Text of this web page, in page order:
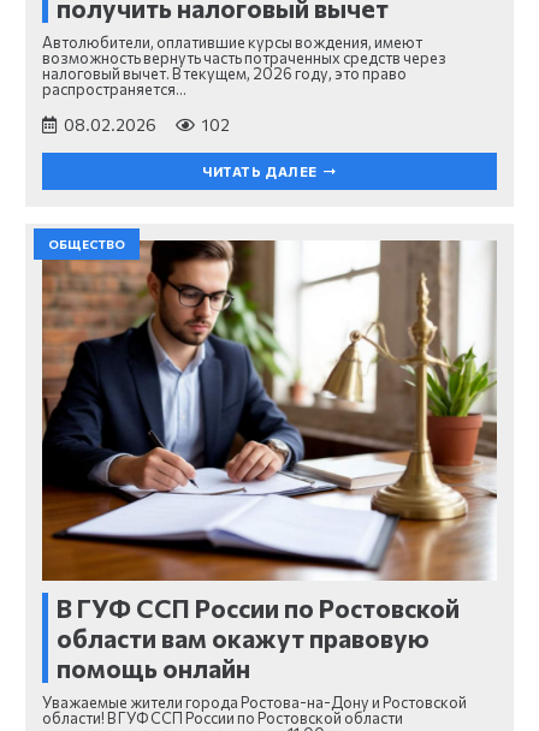
получить налоговый вычет
Автолюбители, оплатившие курсы вождения, имеют
возможность вернуть часть потраченных средств через
налоговый вычет. В текущем, 2026 году, это право
распространяется…
08.02.2026 102
ЧИТАТЬ ДАЛЕЕ
ОБЩЕСТВО
В ГУФ ССП России по Ростовской
области вам окажут правовую
помощь онлайн
Уважаемые жители города Ростова-на-Дону и Ростовской
области! В ГУФ ССП России по Ростовской области